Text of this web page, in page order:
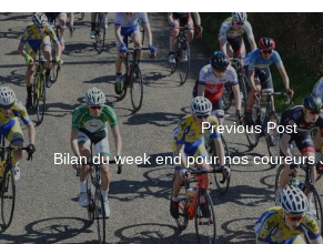
Previous Post
Bilan du week end pour nos coureurs